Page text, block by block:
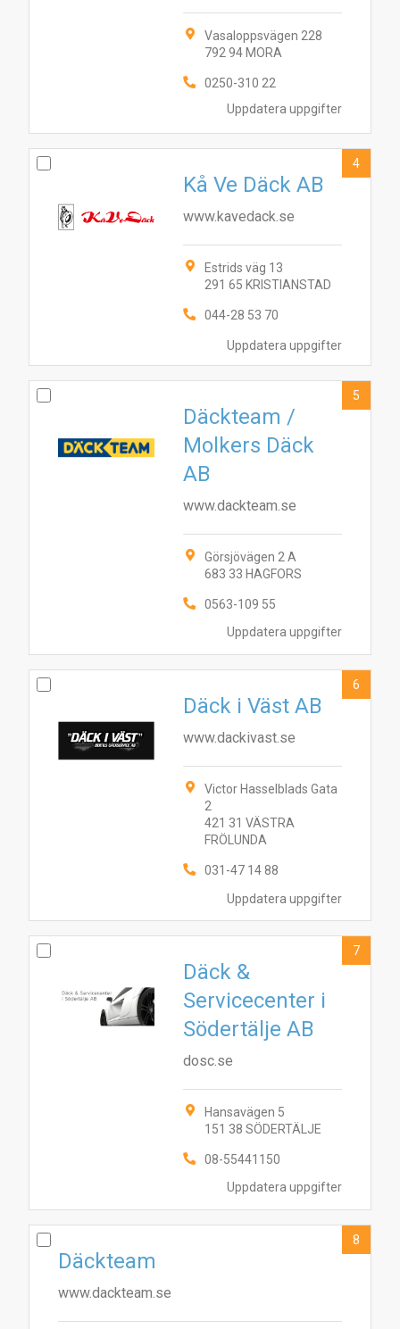
Uppdatera uppgifter
Vasaloppsvägen 228
792 94 MORA
0250-310 22
Uppdatera uppgifter
Kå Ve Däck AB
www.kavedack.se
Estrids väg 13
291 65 KRISTIANSTAD
044-28 53 70
4
Uppdatera uppgifter
Däckteam /
Molkers Däck
AB
www.dackteam.se
Görsjövägen 2 A
683 33 HAGFORS
0563-109 55
5
Uppdatera uppgifter
Däck i Väst AB
www.dackivast.se
Victor Hasselblads Gata
2
421 31 VÄSTRA
FRÖLUNDA
031-47 14 88
6
Uppdatera uppgifter
Däck &
Servicecenter i
Södertälje AB
dosc.se
Hansavägen 5
151 38 SÖDERTÄLJE
08-55441150
7
Däckteam
www.dackteam.se
8